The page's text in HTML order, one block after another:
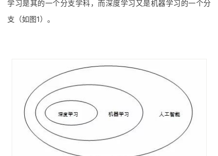
学习是其的一个分支学科，而深度学习又是机器学习的一个分
支（如图1）。